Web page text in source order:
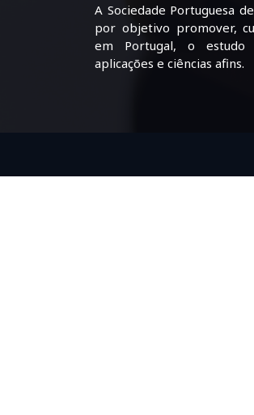
A Sociedade Portuguesa
por objetivo promover,
em Portugal, o estudo
aplicações e ciências afins.